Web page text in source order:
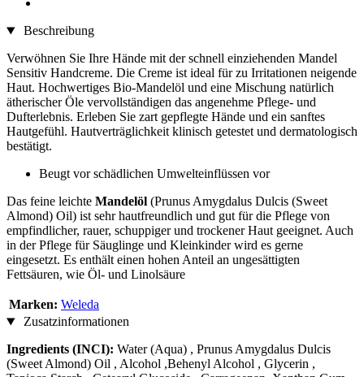
Beschreibung
Verwöhnen Sie Ihre Hände mit der schnell einziehenden Mandel
Sensitiv Handcreme. Die Creme ist ideal für zu Irritationen neigende
Haut. Hochwertiges Bio-Mandelöl und eine Mischung natürlich
ätherischer Öle vervollständigen das angenehme Pflege- und
Dufterlebnis. Erleben Sie zart gepflegte Hände und ein sanftes
Hautgefühl. Hautverträglichkeit klinisch getestet und dermatologisch
bestätigt.
Beugt vor schädlichen Umwelteinflüssen vor
Das feine leichte Mandelöl (Prunus Amygdalus Dulcis (Sweet
Almond) Oil) ist sehr hautfreundlich und gut für die Pflege von
empfindlicher, rauer, schuppiger und trockener Haut geeignet. Auch
in der Pflege für Säuglinge und Kleinkinder wird es gerne
eingesetzt. Es enthält einen hohen Anteil an ungesättigten
Fettsäuren, wie Öl- und Linolsäure
Marken: Weleda
Zusatzinformationen
Ingredients (INCI): Water (Aqua) , Prunus Amygdalus Dulcis
(Sweet Almond) Oil , Alcohol ,Behenyl Alcohol , Glycerin ,